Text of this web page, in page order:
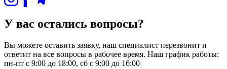
У вас остались вопросы?
Вы можете оставить заявку, наш специалист перезвонит и
ответит на все вопросы в рабочее время. Наш график работы:
пн-пт с 9:00 до 18:00, сб с 9:00 до 16:00